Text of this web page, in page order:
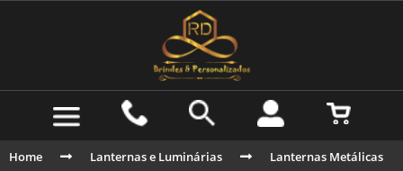
Home Lanternas e Luminárias Lanternas Metálicas